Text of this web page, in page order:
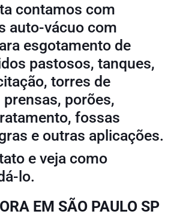
contamos com
auto-vácuo com
esgotamento de
pastosos, tanques,
torres de
porões,
fossas
e outras aplicações.
e veja como
lo.
EM SÃO PAULO SP